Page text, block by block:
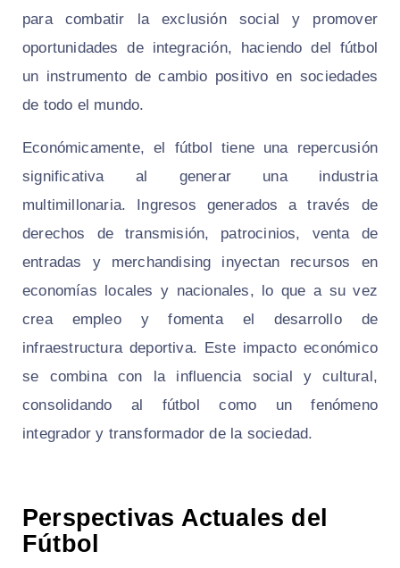
para combatir la exclusión social y promover
oportunidades de integración, haciendo del fútbol
un instrumento de cambio positivo en sociedades
de todo el mundo.
Económicamente, el fútbol tiene una repercusión
significativa al generar una industria
multimillonaria. Ingresos generados a través de
derechos de transmisión, patrocinios, venta de
entradas y merchandising inyectan recursos en
economías locales y nacionales, lo que a su vez
crea empleo y fomenta el desarrollo de
infraestructura deportiva. Este impacto económico
se combina con la influencia social y cultural,
consolidando al fútbol como un fenómeno
integrador y transformador de la sociedad.
Perspectivas Actuales del
Fútbol